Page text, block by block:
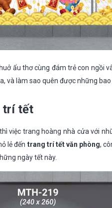
ấu thơ cùng đám trẻ con ngồi
và làm sao quên được những
trí tết
việc trang hoàng nhà cửa với
lẻ đến trang trí tết văn phòng,
ngày tết này.